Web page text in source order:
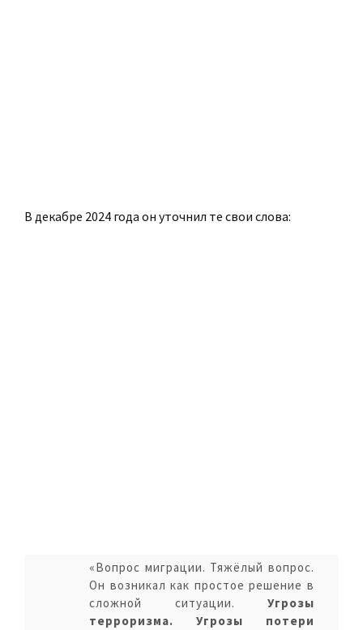
В декабре 2024 года он уточнил те свои слова:
«Вопрос миграции. Тяжёлый вопрос.
Он возникал как простое решение в
сложной ситуации. Угрозы
терроризма. Угрозы потери